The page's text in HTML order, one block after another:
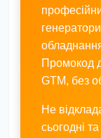
Промокод
GTM, без
Не
сьогодні